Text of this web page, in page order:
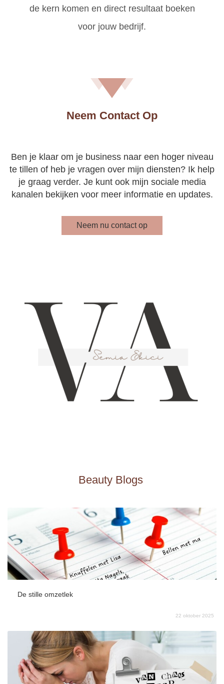
de kern komen en direct resultaat boeken
voor jouw bedrijf.
Neem Contact Op
Ben je klaar om je business naar een hoger niveau
te tillen of heb je vragen over mijn diensten? Ik help
je graag verder. Je kunt ook mijn sociale media
kanalen bekijken voor meer informatie en updates.
Neem nu contact op
Beauty Blogs
De stille omzetlek
22 oktober 2025